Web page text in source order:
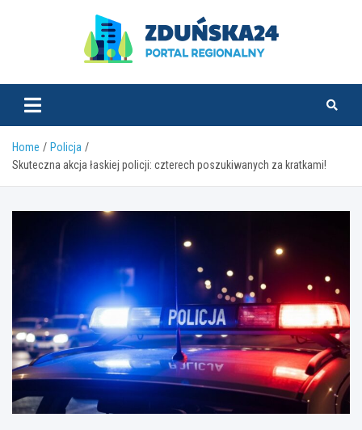
zdunska24.pl
Home
Policja
Skuteczna akcja łaskiej policji: czterech poszukiwanych za kratkami!